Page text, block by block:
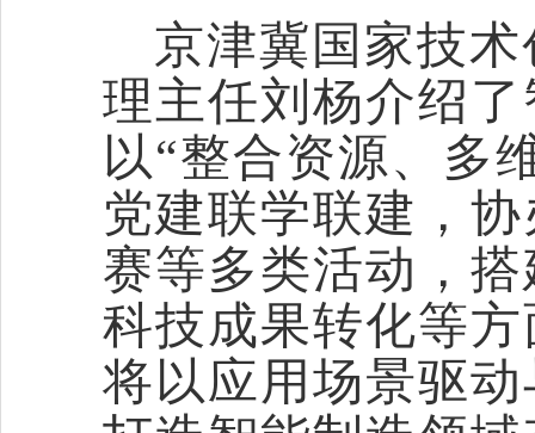
京津冀国家技
理主任刘杨介绍
以“整合资源、多
党建联学联建，
赛等多类活动，
科技成果转化等
将以应用场景驱